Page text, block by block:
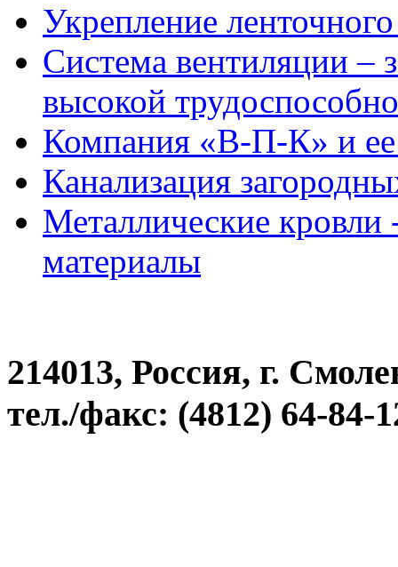
Укрепление
Система вентиляции –
высокой
Компания «В-П-К» и
Канализация
Металлические кровли
материалы
214013, Россия, г.
тел./факс: (4812) 64-84-